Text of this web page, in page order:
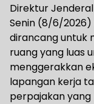
Direktur
Senin (8/6/
dirancang untuk
ruang yang luas
menggerakkan
lapangan kerja
perpajakan yang